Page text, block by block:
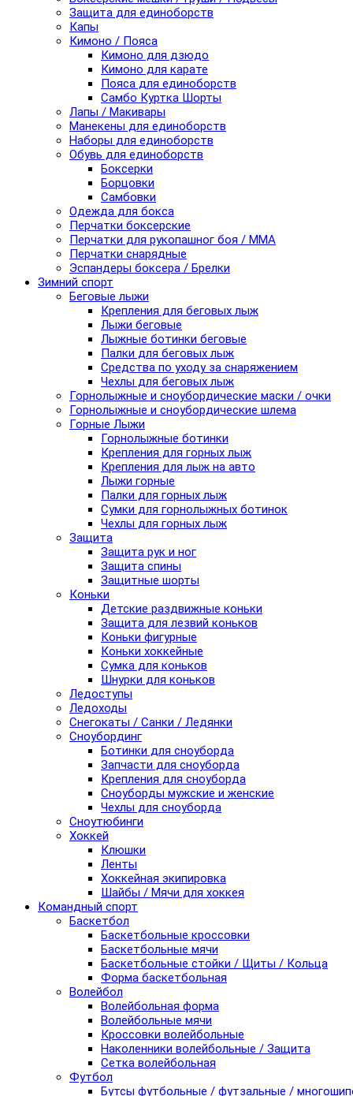
Защита для единоборств
Капы
Кимоно / Пояса
Кимоно для дзюдо
Кимоно для карате
Пояса для единоборств
Самбо Куртка Шорты
Лапы / Макивары
Манекены для единоборств
Наборы для единоборств
Обувь для единоборств
Боксерки
Борцовки
Самбовки
Одежда для бокса
Перчатки боксерские
Перчатки для рукопашног боя / ММА
Перчатки снарядные
Эспандеры боксера / Брелки
Зимний спорт
Беговые лыжи
Крепления для беговых лыж
Лыжи беговые
Лыжные ботинки беговые
Палки для беговых лыж
Средства по уходу за снаряжением
Чехлы для беговых лыж
Горнолыжные и сноубордические маски / очки
Горнолыжные и сноубордические шлема
Горные Лыжи
Горнолыжные ботинки
Крепления для горных лыж
Крепления для лыж на авто
Лыжи горные
Палки для горных лыж
Сумки для горнолыжных ботинок
Чехлы для горных лыж
Защита
Защита рук и ног
Защита спины
Защитные шорты
Коньки
Детские раздвижные коньки
Защита для лезвий коньков
Коньки фигурные
Коньки хоккейные
Сумка для коньков
Шнурки для коньков
Ледоступы
Ледоходы
Снегокаты / Санки / Ледянки
Сноубординг
Ботинки для сноуборда
Запчасти для сноуборда
Крепления для сноуборда
Сноуборды мужские и женские
Чехлы для сноуборда
Сноутюбинги
Хоккей
Клюшки
Ленты
Хоккейная экипировка
Шайбы / Мячи для хоккея
Командный спорт
Баскетбол
Баскетбольные кроссовки
Баскетбольные мячи
Баскетбольные стойки / Щиты / Кольца
Форма баскетбольная
Волейбол
Волейбольная форма
Волейбольные мячи
Кроссовки волейбольные
Наколенники волейбольные / Защита
Сетка волейбольная
Футбол
Бутсы футбольные / футзальные /